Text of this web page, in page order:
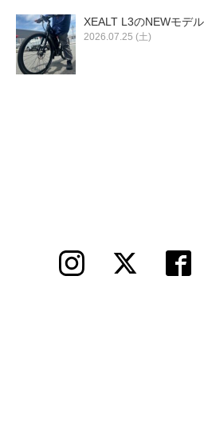
XEALT L3のNEWモデ
2026.07.25 (土)